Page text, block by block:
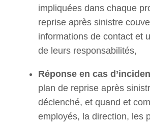
impliquées dans chaque
reprise après sinistre
informations de contact et
de leurs responsabilités,
Réponse en cas
plan de reprise après
déclenché, et quand et
employés, la direction, les